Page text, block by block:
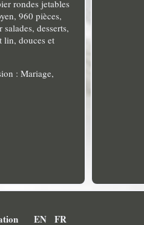
rondes jetables
960 pièces,
desserts,
lin, douces et
: Mariage,
EN FR